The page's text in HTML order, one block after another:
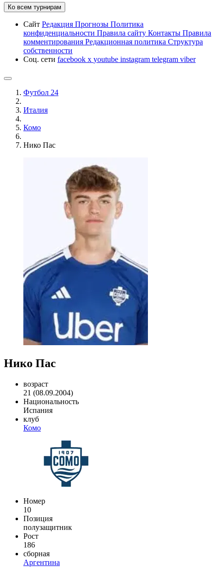
Ко всем турнирам
Сайт Редакция Прогнозы Политика
конфиденциальности Правила сайту Контакты Правила
комментирования Редакционная политика Структура
собственности
Соц. сети facebook x youtube instagram telegram viber
Футбол 24
Италия
Комо
Нико Пас
Нико Пас
возраст
21 (08.09.2004)
Национальность
Испания
клуб
Комо
Номер
10
Позиция
полузащитник
Рост
186
сборная
Аргентина